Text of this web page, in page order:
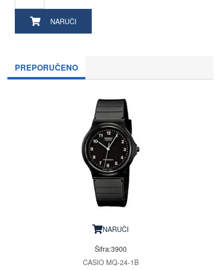
NARUČI
PREPORUČENO
NARUČI
Šifra:3900
CASIO MQ-24-1B